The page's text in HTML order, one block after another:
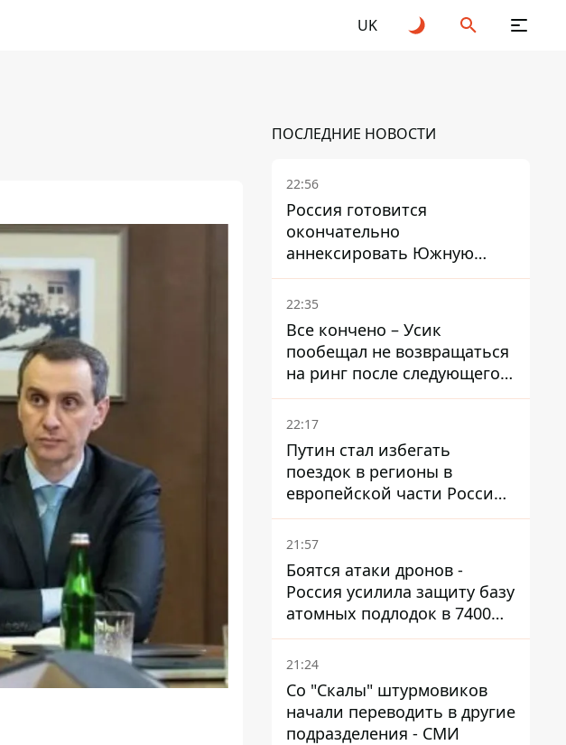
UK
ПОСЛЕДНИЕ НОВОСТИ
22:56
Россия готовится
окончательно
аннексировать Южную
Осетию – страны НАТО
обеспокоены
22:35
Все кончено – Усик
пообещал не возвращаться
на ринг после следующего
боя
22:17
Путин стал избегать
поездок в регионы в
европейской части России,
куда регулярно долетают
дроны
21:57
Боятся атаки дронов -
Россия усилила защиту базу
атомных подлодок в 7400
км от Украины
21:24
Со "Скалы" штурмовиков
начали переводить в другие
подразделения - СМИ